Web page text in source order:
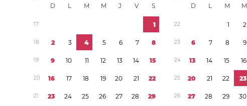
D L M M J V S
17 1
18 2 3 4 5 6 7 8
19 9 10 11 12 13 14 15
20 16 17 18 19 20 21 22
21 23 24 25 26 27 28 29
D L M M
22 1 2
23 6 7 8 9
24 13 14 15 16
25 20 21 22 23
26 27 28 29 30